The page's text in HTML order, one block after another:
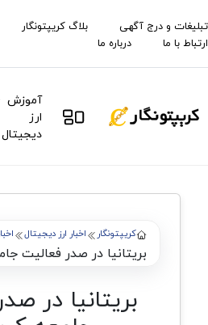
تبلیغات و درج آگهی
بلاگ کریپتونگار
ارتباط با ما
درباره ما
آموزش
ارز
دیجیتال
کریپتونگار اخبار ارز دیجیتال
بریتانیا در صدر فعالیت
بریتانیا در